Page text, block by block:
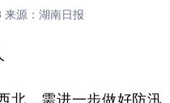
全球连线
健康 军事
来源：湖南日报
，需进一步做好防汛